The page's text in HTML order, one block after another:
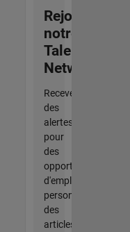
Rejoignez
notre
Talent
Network
Recevez
des
alertes
pour
des
opportunités
d'emploi
personnalisées,
des
articles